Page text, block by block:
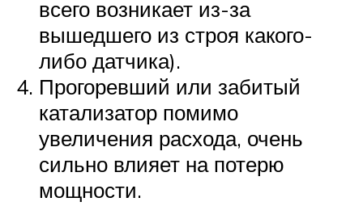
всего возникает из-за
вышедшего из строя какого-
либо датчика).
Прогоревший или забитый
катализатор помимо
увеличения расхода, очень
сильно влияет на потерю
мощности.